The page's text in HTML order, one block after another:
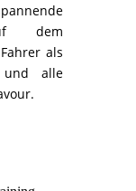
dem
als
und alle